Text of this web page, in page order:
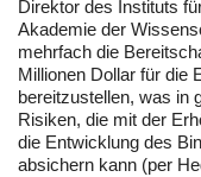
Direktor des Instituts
Akademie der
mehrfach die
Millionen Dollar für die
bereitzustellen, was in
Risiken, die mit der
die Entwicklung des
absichern kann (per